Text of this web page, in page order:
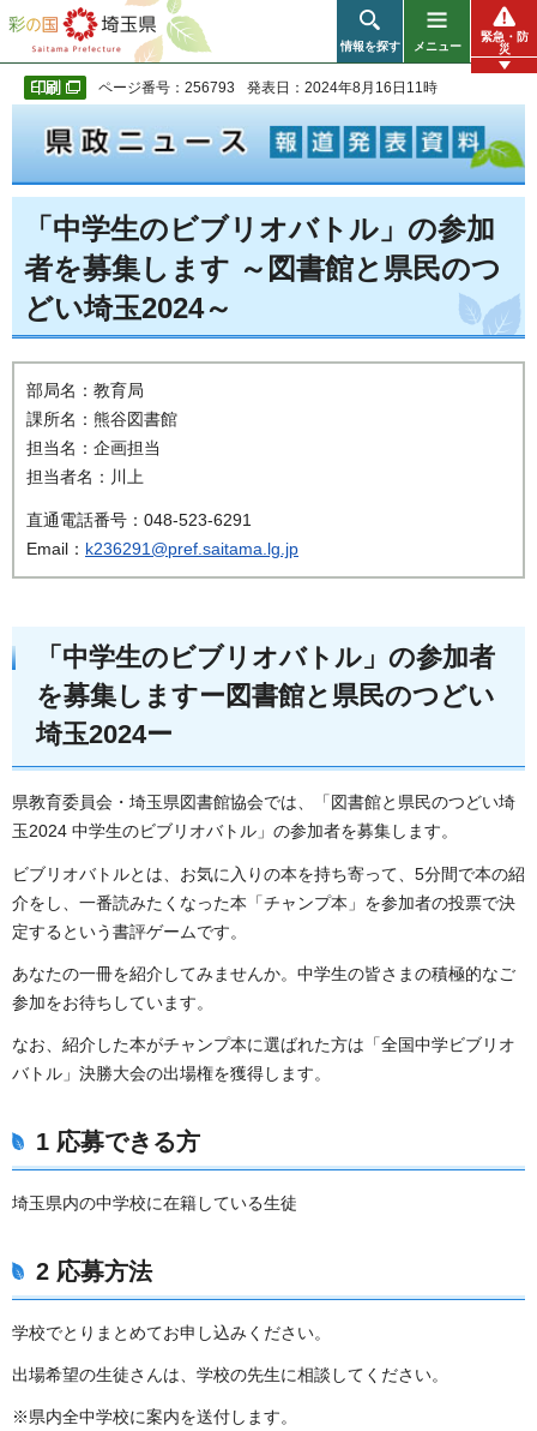
彩の国 埼玉県
情報を探す メニュー
緊急・防
災
ページ番号：256793 発表日：2024年8月16日11時
「中学生のビブリオバトル」の参加
者を募集します ～図書館と県民のつ
どい埼玉2024～
部局名：教育局
課所名：熊谷図書館
担当名：企画担当
担当者名：川上
直通電話番号：048-523-6291
Email： k236291@pref.saitama.lg.jp
「中学生のビブリオバトル」の参加者
を募集しますー図書館と県民のつどい
埼玉2024ー
県教育委員会・埼玉県図書館協会では、「図書館と県民のつどい埼
玉2024 中学生のビブリオバトル」の参加者を募集します。
ビブリオバトルとは、お気に入りの本を持ち寄って、5分間で本の紹
介をし、一番読みたくなった本「チャンプ本」を参加者の投票で決
定するという書評ゲームです。
あなたの一冊を紹介してみませんか。中学生の皆さまの積極的なご
参加をお待ちしています。
なお、紹介した本がチャンプ本に選ばれた方は「全国中学ビブリオ
バトル」決勝大会の出場権を獲得します。
1 応募できる方
埼玉県内の中学校に在籍している生徒
2 応募方法
学校でとりまとめてお申し込みください。
出場希望の生徒さんは、学校の先生に相談してください。
※県内全中学校に案内を送付します。